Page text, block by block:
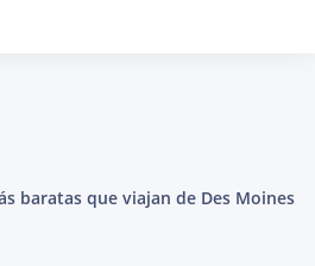
baratas que viajan de Des Moines